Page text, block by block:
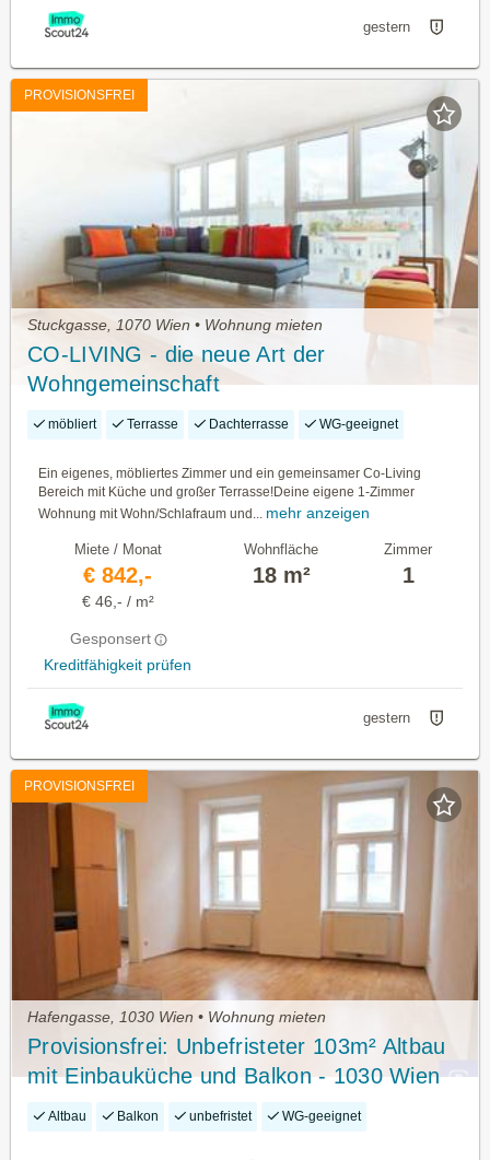
gestern
PROVISIONSFREI
Stuckgasse, 1070 Wien • Wohnung mieten
CO-LIVING - die neue Art der
Wohngemeinschaft
möbliert Terrasse Dachterrasse WG-geeignet
Ein eigenes, möbliertes Zimmer und ein gemeinsamer Co-Living
Bereich mit Küche und großer Terrasse!Deine eigene 1-Zimmer
Wohnung mit Wohn/Schlafraum und... mehr anzeigen
Miete / Monat
€ 842,-
€ 46,- / m²
Gesponsert
Kreditfähigkeit prüfen
Wohnfläche
18 m²
Zimmer
1
gestern
PROVISIONSFREI
Hafengasse, 1030 Wien • Wohnung mieten
Provisionsfrei: Unbefristeter 103m² Altbau
mit Einbauküche und Balkon - 1030 Wien
Altbau Balkon unbefristet WG-geeignet